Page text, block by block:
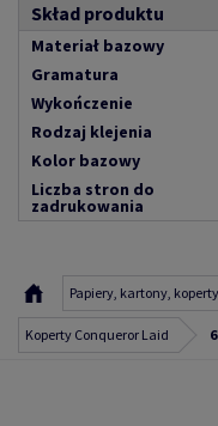
Skład produktu
Materiał bazowy
Gramatura
Wykończenie
Rodzaj klejenia
Kolor bazowy
Liczba stron do
zadrukowania
Papiery, kartony, koperty
Koperty Conqueror Laid